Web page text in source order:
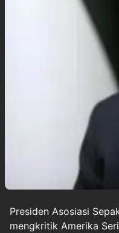
Presiden Asosiasi
mengkritik Amerika